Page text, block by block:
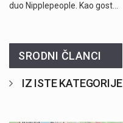
duo Nipplepeople. Kao gost…
SRODNI ČLANCI
IZ ISTE KATEGORIJE